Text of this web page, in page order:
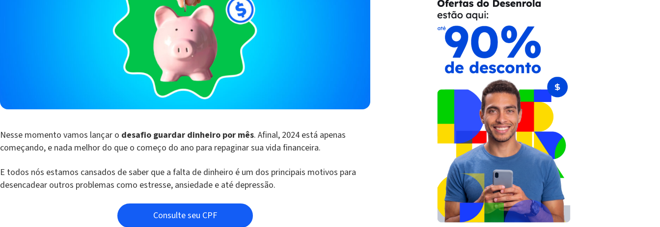
Nesse momento vamos lançar o desafio guardar dinheiro por mês. Afinal, 2024 está apenas
começando, e nada melhor do que o começo do ano para repaginar sua vida financeira.
E todos nós estamos cansados de saber que a falta de dinheiro é um dos principais motivos para
desencadear outros problemas como estresse, ansiedade e até depressão.
Consulte seu CPF